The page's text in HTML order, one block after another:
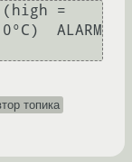
=
ALARM
топика